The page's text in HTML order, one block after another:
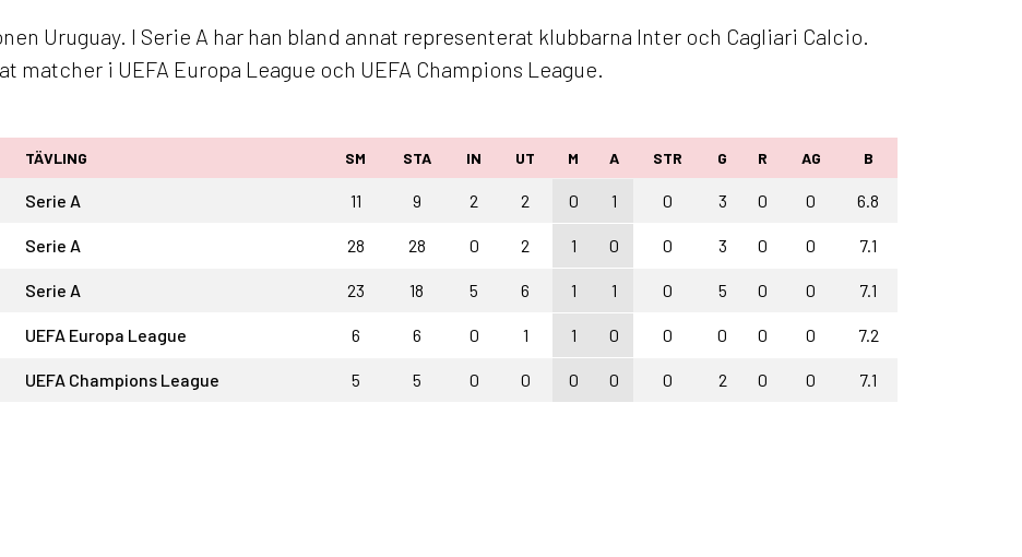
Uruguay. I Serie A har han bland annat representerat klubbarna Inter och Cagliari Calcio.
matcher i UEFA Europa League och UEFA Champions League.
TÄVLING SM STA IN UT M A STR G R AG B
Serie A 11 9 2 2 0 1 0 3 0 0 6.8
Serie A 28 28 0 2 1 0 0 3 0 0 7.1
Serie A 23 18 5 6 1 1 0 5 0 0 7.1
UEFA Europa League 6 6 0 1 1 0 0 0 0 0 7.2
UEFA Champions League 5 5 0 0 0 0 0 2 0 0 7.1